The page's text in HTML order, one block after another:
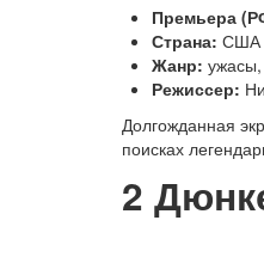
Премьера
Страна: США
Жанр:
Режиссер:
Долгожданная
поисках
2